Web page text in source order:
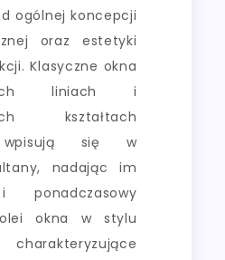
ogólnej koncepcji
oraz estetyki
Klasyczne okna
liniach i
kształtach
wpisują się w
nadając im
ponadczasowy
okna w stylu
charakteryzujące